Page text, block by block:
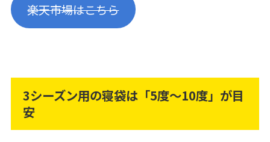
楽天市場はこちら
3シーズン用の寝袋は「5度～10度」が目
安